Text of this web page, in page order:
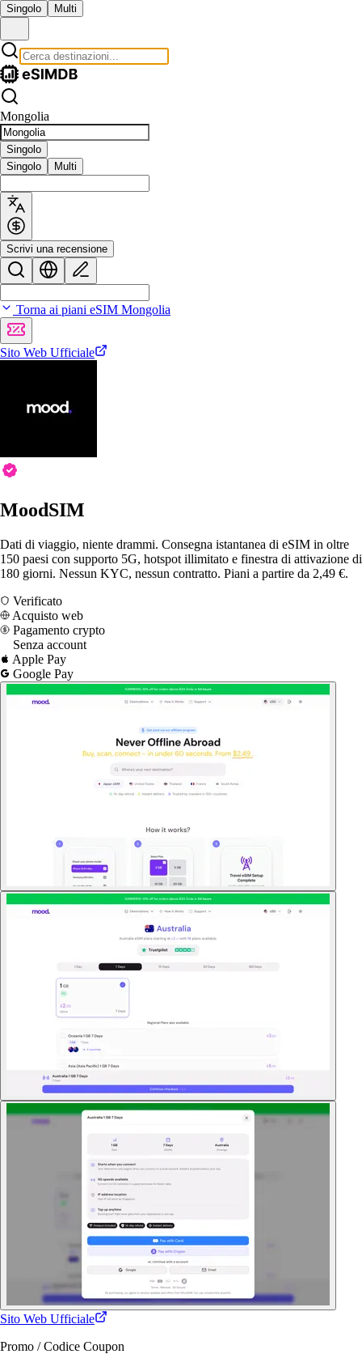
Singolo Multi
Mongolia
Singolo
Singolo
Multi
Scrivi una recensione
Torna ai piani eSIM Mongolia
Sito Web Ufficiale
MoodSIM
Dati di viaggio, niente drammi. Consegna istantanea di eSIM in oltre
150 paesi con supporto 5G, hotspot illimitato e finestra di attivazione di
180 giorni. Nessun KYC, nessun contratto. Piani a partire da 2,49 €.
Verificato
Acquisto web
Pagamento crypto
Senza account
Apple Pay
Google Pay
Sito Web Ufficiale
Promo / Codice Coupon